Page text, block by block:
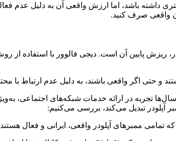
داشته باشد، اما ارزش واقعی آن به دلیل عدم
واقعی صرف کنید.
ریزش پایین آن است. دیجی فالوور با استفاده از
و حتی اگر واقعی باشند، به دلیل عدم ارتباط با
تجربه در ارائه خدمات شبکه‌های اجتماعی،
آپلودر تبدیل می‌کند، بررسی می‌کنیم:
تمامی ممبرهای آپلودر واقعی، ایرانی و فعال